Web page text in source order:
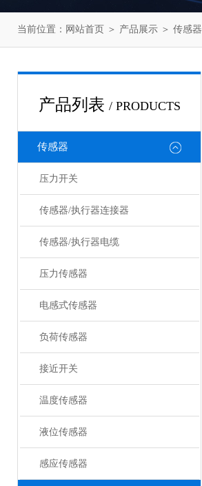
当前位置： 网站首页 ＞ 产品展示 ＞ 传感器
产品列表 / PRODUCTS
传感器
压力开关
传感器/执行器连接器
传感器/执行器电缆
压力传感器
电感式传感器
负荷传感器
接近开关
温度传感器
液位传感器
感应传感器